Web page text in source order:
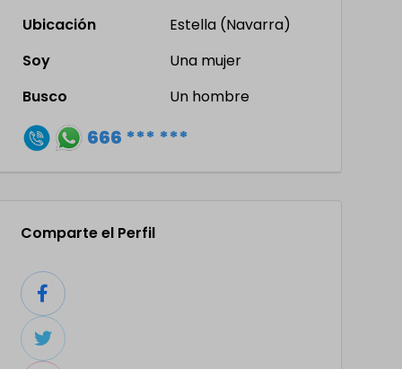
Ubicación
Estella (Navarra)
Soy
Una mujer
Busco
Un hombre
666 *** ***
Comparte el Perfil